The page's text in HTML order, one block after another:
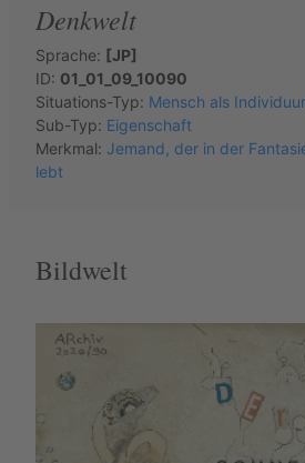
Denkwelt
Sprache: [JP]
ID: 01_01_09_10090
Situations-Typ: Mensch als
Sub-Typ: Eigenschaft
Merkmal: Jemand, der in der
lebt
Bildwelt